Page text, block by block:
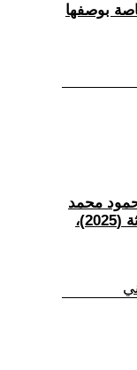
بوصفها
محمد
طه- كتاب: الإسلام المعاصر وتحدي الحداثة (2025)،